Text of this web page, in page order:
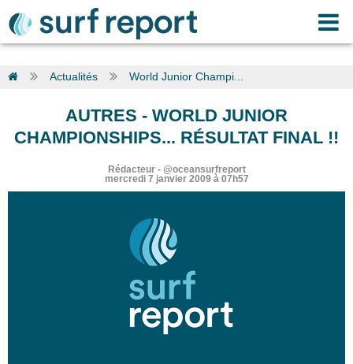
Actualités World Junior Champi...
AUTRES - WORLD JUNIOR
CHAMPIONSHIPS... RÉSULTAT FINAL !!
Rédacteur- @oceansurfreport
mercredi 7 janvier 2009 à 07h57